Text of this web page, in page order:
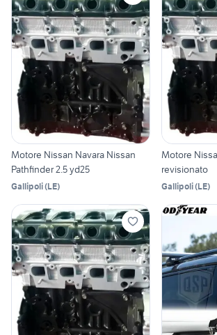
Motore Nissan Navara Nissan
Pathfinder 2.5 yd25
Gallipoli(LE)
Motore
revisionato
Gallipoli(LE)